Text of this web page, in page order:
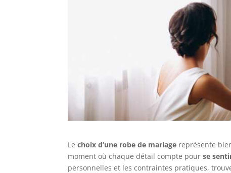
Lechoix d’une robe de mariage représente
moment où chaque détail compte pourse
personnelles et les contraintes pratiques,